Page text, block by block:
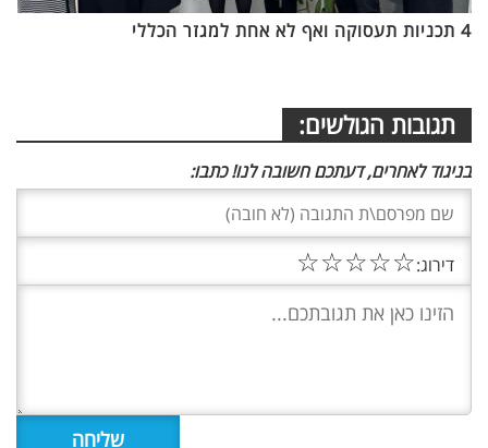
4 תכניות תעסוקה ואף לא אחת למגזר הכללי
תגובות הגולשים:
בניגוד לאחרים, דעתכם חשובה לנו! כתבו:
דירוג:☆
☆
☆
☆
☆